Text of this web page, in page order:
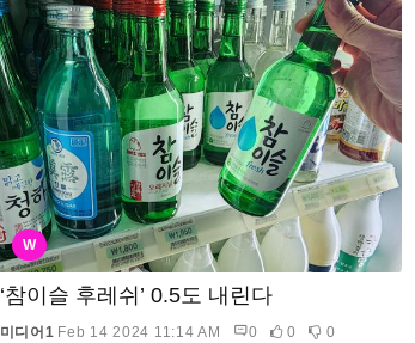
W
‘참이슬 후레쉬’ 0.5도 내린다
미디어1 Feb 14 2024 11:14 AM 0 0 0